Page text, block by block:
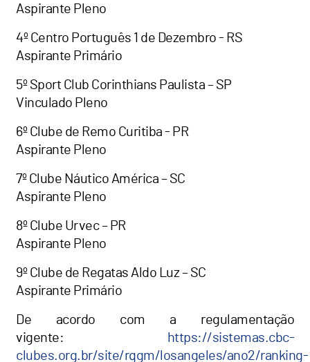
Aspirante Pleno
4º Centro Português 1 de Dezembro - RS
Aspirante Primário
5º Sport Club Corinthians Paulista – SP
Vinculado Pleno
6º Clube de Remo Curitiba - PR
Aspirante Pleno
7º Clube Náutico América – SC
Aspirante Pleno
8º Clube Urvec – PR
Aspirante Pleno
9º Clube de Regatas Aldo Luz – SC
Aspirante Primário
De acordo com a regulamentação
vigente:
https://sistemas.cbc-
clubes.org.br/site/rqgm/losangeles/ano2/ranking-